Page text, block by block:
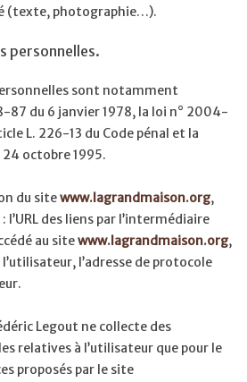
(texte, photographie…).
personnelles.
sont notamment
87 du 6 janvier 1978, la loi n° 2004-
L. 226-13 du Code pénal et la
octobre 1995.
du sitewww.lagrandmaison.org,
des liens par l’intermédiaire
au sitewww.lagrandmaison.org,
l’adresse de protocole
Legout ne collecte des
relatives à l’utilisateur que pour le
proposés par le site